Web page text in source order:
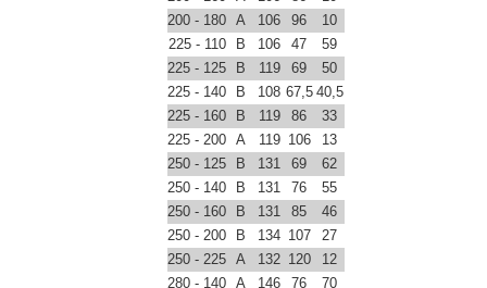
200 - 180 A 106 96
10
225 - 110
B 106 47
59
225 - 125
B 119 69
50
225 - 140
B 108 67,5 40,5
225 - 160
B 119 86
33
225 - 200 A 119 106
13
250 - 125
B 131 69
62
250 - 140
B 131 76
55
250 - 160
B 131 85
46
250 - 200
B 134 107
27
250 - 225 A 132 120
12
280 - 140 A 146 76
70